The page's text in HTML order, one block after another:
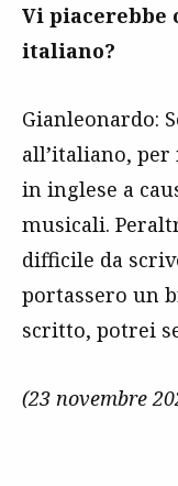
Vi piacerebbe
italiano?
Gianleonardo:
all’italiano,
in inglese a
musicali.
difficile da
portassero un
scritto, potrei
(23 novembre